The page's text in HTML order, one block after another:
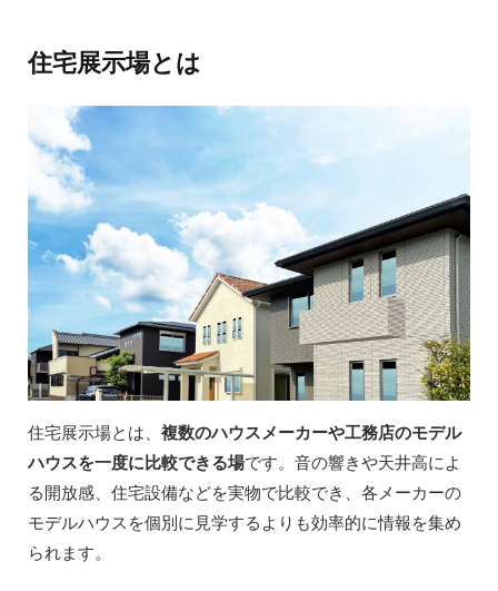
住宅展示場とは
住宅展示場とは、 複数のハウスメーカーや工務店のモデル
ハウスを一度に比較できる場です。音の響きや天井高によ
る開放感、住宅設備などを実物で比較でき、各メーカーの
モデルハウスを個別に見学するよりも効率的に情報を集め
られます。